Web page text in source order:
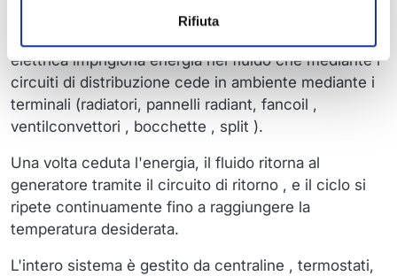
Rifiuta
una caldaia, una pompa di calore o un impianto
elettrica imprigiona energia nel fluido che mediante i
circuiti di distribuzione cede in ambiente mediante i
terminali (radiatori, pannelli radiant, fancoil ,
ventilconvettori , bocchette , split ).
Una volta ceduta l'energia, il fluido ritorna al
generatore tramite il circuito di ritorno , e il ciclo si
ripete continuamente fino a raggiungere la
temperatura desiderata.
L'intero sistema è gestito da centraline , termostati,